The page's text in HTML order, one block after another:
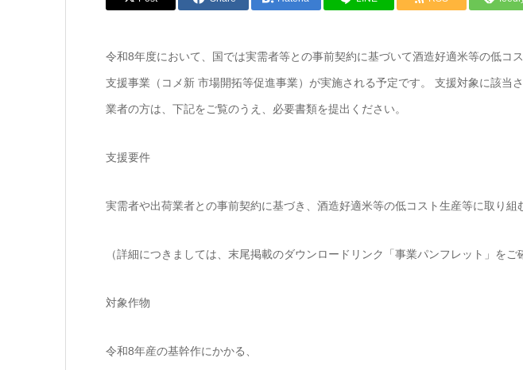
令和8年度において、国では実需者等との事前契約に基づいて酒造好適米等の低コ
支援事業（コメ新 市場開拓等促進事業）が実施される予定です。 支援対象に該当
業者の方は、下記をご覧のうえ、必要書類を提出ください。
支援要件
実需者や出荷業者との事前契約に基づき、酒造好適米等の低コスト生産等に取り組
（詳細につきましては、末尾掲載のダウンロードリンク「事業パンフレット」をご
対象作物
令和8年産の基幹作にかかる、